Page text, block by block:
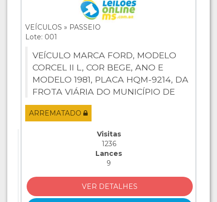
VEÍCULOS » PASSEIO
Lote: 001
VEÍCULO MARCA FORD, MODELO
CORCEL II L, COR BEGE, ANO E
MODELO 1981, PLACA HQM-9214, DA
FROTA VIÁRIA DO MUNICÍPIO DE
CAARAPÓ-MS, CHASSI N.
LB4KZM48059, MOTOR N.
00417216467, EM BOM ESTADO DE
ARREMATADO
Visitas
1236
Lances
9
VER DETALHES